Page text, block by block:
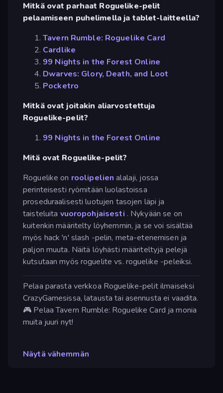
Mitkä ovat parhaat Roguelike-pelit
pelaamiseen puhelimella ja tablet-laitteella?
Tavern Rumble: Roguelike Card
Cardlike
99 Nights in the Forest Online
Dwarves: Glory, Death, and Loot
Pocketro
Mitkä ovat joitakin aliarvostettuja
Roguelike-pelit?
99 Nights in the Forest Online
Mitä ovat Roguelike-pelit?
Roguelike on roolipelien alalaji, jossa
perinteisesti ryömitään luolastoissa
proseduraalisesti luotujen tasojen läpi ja
taisteluita vuoropohjaisesti . Nykyään se on
kuitenkin määritelty löyhemmin, ja se voi sisältää
myös hack 'n' slash -pelin, meta-etenemisen ja
paljon muuta. Näitä löyhästi määriteltyjä pelejä
kutsutaan myös roguelite vs. roguelike -peleiksi.
Pelaa parasta verkkoa Roguelike-pelit ilmaiseksi
CrazyGamesissa, latausta tai asennusta ei vaadita.
🎮 Pelaa Tavern Rumble: Roguelike Card ja monia
muita juuri nyt!
Näytä vähemmän